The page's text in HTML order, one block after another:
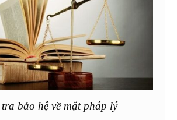
bảo hệ về mặt pháp lý